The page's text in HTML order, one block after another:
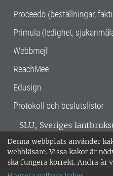
Denna webbplats använder
webbläsare. Vissa kakor är
ska fungera korrekt. Andra är
Proceedo (beställningar,
Primula (ledighet,
Webbmejl
ReachMee
Edusign
Protokoll och beslutslistor
SLU, Sveriges
verksamhet över hela
Alnarp, Uppsala och
miljöcertifierat enligt
018-67 10 00 • Org nr: